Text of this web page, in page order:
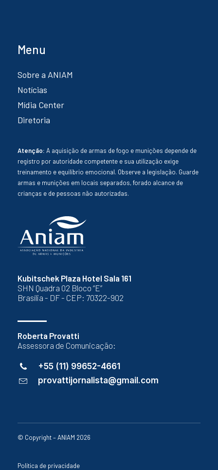
Kubitschek Plaza Hotel Sala 161
SHN Quadra 02 Bloco “E”
Brasília - DF - CEP: 70322-902
Roberta Provatti
Assessora de Comunicação:
+55 (11) 99652-4661
provattijornalista@gmail.com
Menu
Sobre a ANIAM
Notícias
Mídia Center
Diretoria
Atenção: A aquisição de armas de fogo e munições depende de
registro por autoridade competente e sua utilização exige
treinamento e equilíbrio emocional. Observe a legislação. Guarde
armas e munições em locais separados, forado alcance de
crianças e de pessoas não autorizadas.
© Copyright – ANIAM 2026
Política de privacidade